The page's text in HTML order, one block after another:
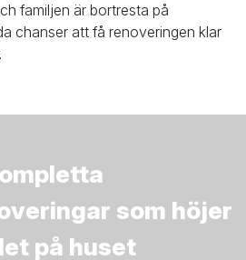
familjen är bortresta på
chanser att få renoveringen klar
som höjer
på huset